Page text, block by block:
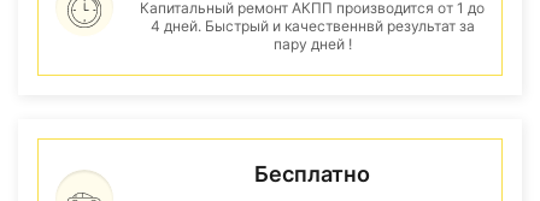
Капитальный ремонт АКПП производится от 1 до
4 дней. Быстрый и качественнвй результат за
пару дней !
Бесплатно